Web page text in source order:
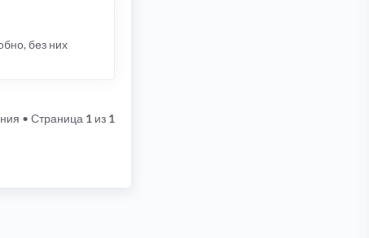
без них
• Страница 1 из 1